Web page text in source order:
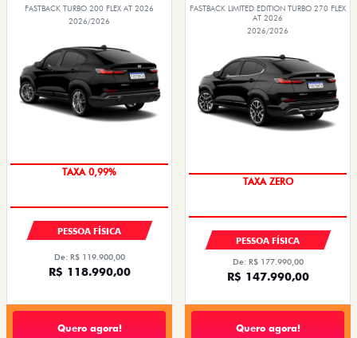
FASTBACK TURBO 200 FLEX AT 2026
2026/2026
OPORTUNIDADE
PESSOA FÍSICA
De: R$ 119.900,00
R$ 118.990,00
Quero agora!
FASTBACK LIMITED EDITION TURBO 270 FLEX
AT 2026
2026/2026
COM USADO NA TROCA
PESSOA FÍSICA
De: R$ 177.990,00
R$ 147.990,00
Quero agora!